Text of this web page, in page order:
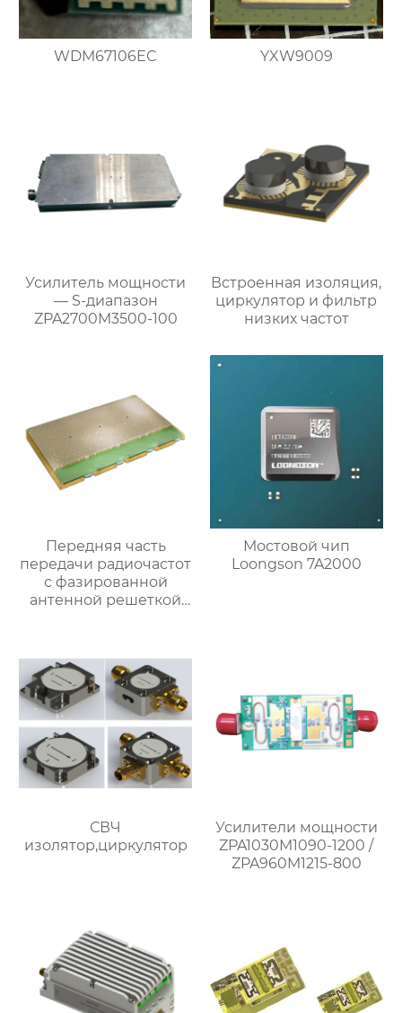
WDM67106EC YXW9009
Усилитель мощности
— S-диапазон
ZPA2700M3500-100
Встроенная изоляция,
циркулятор и фильтр
низких частот
Передняя часть
передачи радиочастот
с фазированной
антенной решеткой
Мостовой чип
Loongson 7A2000
СВЧ
изолятор,циркулятор
Усилители мощности
ZPA1030M1090-1200 /
ZPA960M1215-800